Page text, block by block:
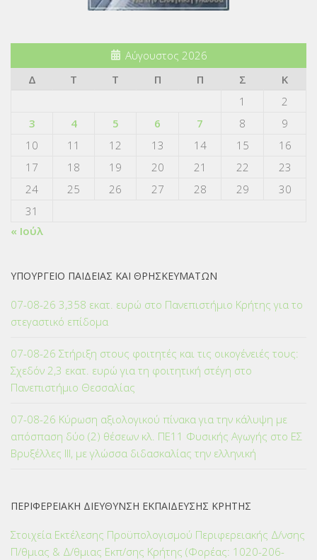
Αύγουστος 2026
Δ
Τ Τ Π Π Σ
Κ
1
2
3
4 5 6 7 8
9
10
11 12 13 14 15
16
17
18 19 20 21 22
23
24
25 26 27 28 29
30
31
« Ιούλ
ΥΠΟΥΡΓΕΙΟ ΠΑΙΔΕΙΑΣ ΚΑΙ ΘΡΗΣΚΕΥΜΑΤΩΝ
07-08-26 3,358 εκατ. ευρώ στο Πανεπιστήμιο Κρήτης για το
στεγαστικό επίδομα
07-08-26 Στήριξη στους φοιτητές και τις οικογένειές τους:
Σχεδόν 2,3 εκατ. ευρώ για τη φοιτητική στέγη στο
Πανεπιστήμιο Θεσσαλίας
07-08-26 Κύρωση αξιολογικού πίνακα για την κάλυψη με
απόσπαση δύο (2) θέσεων κλ. ΠΕ11 Φυσικής Αγωγής στο ΕΣ
Βρυξέλλες ΙΙΙ, με γλώσσα διδασκαλίας την ελληνική
ΠΕΡΙΦΕΡΕΙΑΚΗ ΔΙΕΥΘΥΝΣΗ ΕΚΠΑΙΔΕΥΣΗΣ ΚΡΗΤΗΣ
Στοιχεία Εκτέλεσης Προϋπολογισμού Περιφερειακής Δ/νσης
Π/θμιας & Δ/θμιας Εκπ/σης Κρήτης (Φορέας: 1020-206-